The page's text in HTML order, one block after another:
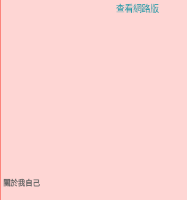
查看網路版
關於我自己